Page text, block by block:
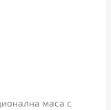
маса с